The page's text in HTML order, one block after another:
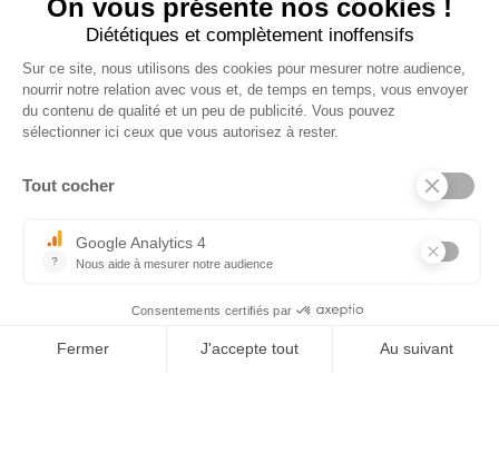
7 rue des Prés Marins, 60210 THIEULOY ST ANTOINE
Per qualsiasi domanda o problema tecnico, contatta il nostro servizio
06 76 69 63 47
- 03 44 13 31 93 sav@trolem.fr